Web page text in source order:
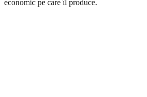
economic pe care îl produce.